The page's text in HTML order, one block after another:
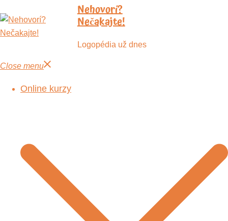
Nehovorí?
Nečakajte!
Logopédia už dnes
Close menu
Online kurzy